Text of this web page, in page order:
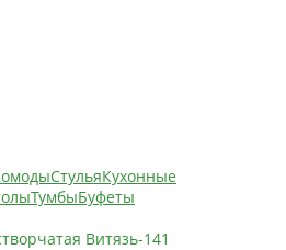
СтульяКухонные
ТумбыБуфеты
Витязь-141